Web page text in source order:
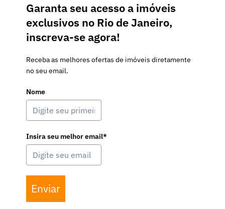
Garanta seu acesso a imóveis
exclusivos no Rio de Janeiro,
inscreva-se agora!
Receba as melhores ofertas de imóveis diretamente
no seu email.
Nome
Insira seu melhor email*
Enviar